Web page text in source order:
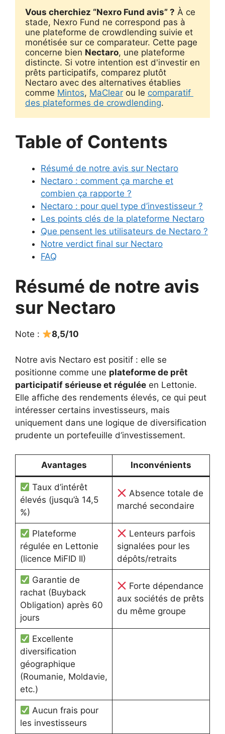
Vous cherchiez “Nexro Fund avis” ? À ce
stade, Nexro Fund ne correspond pas à
une plateforme de crowdlending suivie et
monétisée sur ce comparateur. Cette page
concerne bien Nectaro, une plateforme
distincte. Si votre intention est d'investir en
prêts participatifs, comparez plutôt
Nectaro avec des alternatives établies
comme Mintos, MaClear ou le comparatif
des plateformes de crowdlending.
Table of Contents
Résumé de notre avis sur Nectaro
Nectaro : comment ça marche et
combien ça rapporte ?
Nectaro : pour quel type d’investisseur ?
Les points clés de la plateforme Nectaro
Que pensent les utilisateurs de Nectaro ?
Notre verdict final sur Nectaro
FAQ
Résumé de notre avis
sur Nectaro
Note : 8,5/10
Notre avis Nectaro est positif : elle se
positionne comme une plateforme de prêt
participatif sérieuse et régulée en Lettonie.
Elle affiche des rendements élevés, ce qui peut
intéresser certains investisseurs, mais
uniquement dans une logique de diversification
prudente un portefeuille d’investissement.
Avantages Inconvénients
Taux d’intérêt
élevés (jusqu’à 14,5
%)
Absence totale de
marché secondaire
Plateforme
régulée en Lettonie
(licence MiFID II)
Lenteurs parfois
signalées pour les
dépôts/retraits
Garantie de
rachat (Buyback
Obligation) après 60
jours
Forte dépendance
aux sociétés de prêts
du même groupe
Excellente
diversification
géographique
(Roumanie, Moldavie,
etc.)
Aucun frais pour
les investisseurs